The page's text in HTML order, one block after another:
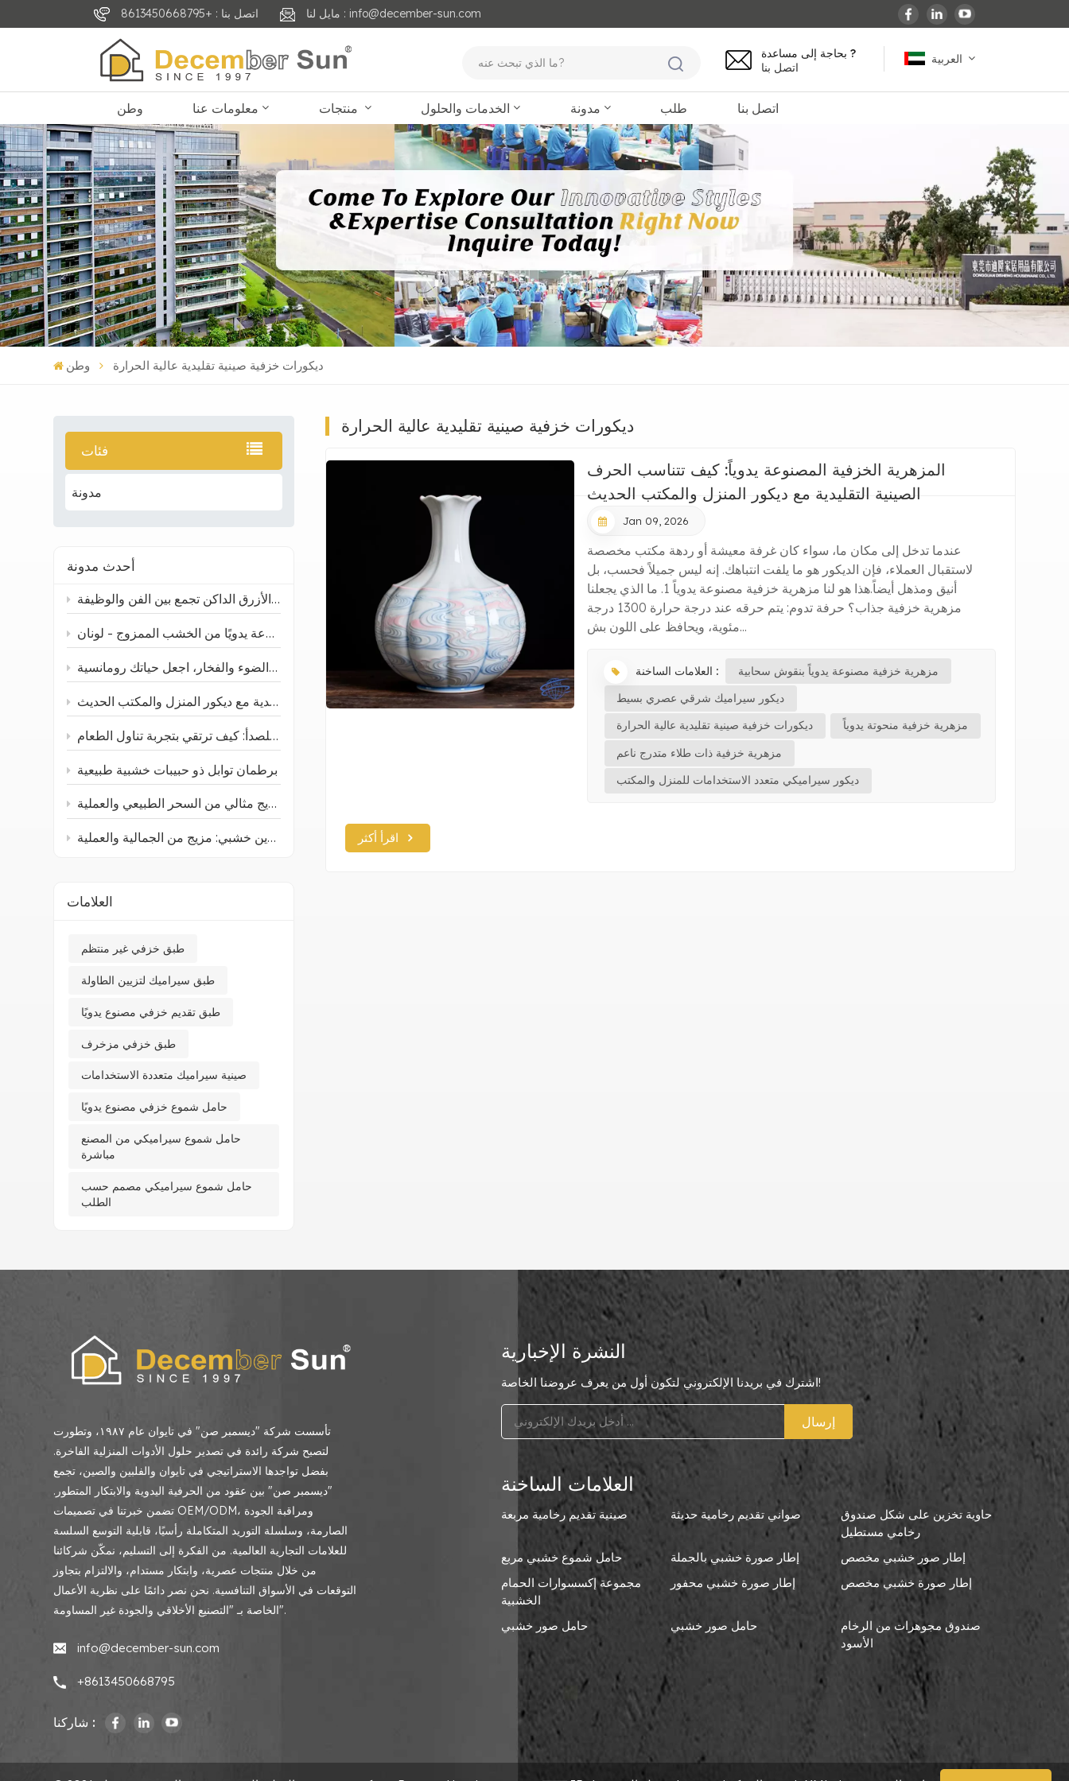
اتصل بنا : +8613450668795 مايل لنا : info@december-sun.com
العربية
français
Deutsch
العربية
بحاجة إلى مساعدة ?
اتصل بنا
وطن معلومات عنا الخدمات والحلول مدونة طلب اتصل بنا
وطن ديكورات خزفية صينية تقليدية عالية الحرارة
فئات
مدونة
أحدث مدونة
ارتقِ بطاولتك ومساحتك: صينية تقديم سيراميكية غير منتظمة باللون الأزرق الداكن تجمع بين الفن والوظيفة
جرة توابل مصنوعة يدويًا من الخشب الممزوج - لونان
حوامل شموع خزفية: مزيج من الضوء والفخار، اجعل حياتك رومانسية
المزهرية الخزفية المصنوعة يدوياً: كيف تتناسب الحرف الصينية التقليدية مع ديكور المنزل والمكتب الحديث
أدوات المائدة الخشبية والفولاذية المقاومة للصدأ: كيف ترتقي بتجربة تناول الطعام
برطمان توابل ذو حبيبات خشبية طبيعية
صينية خشبية من خشب الجوز الأسود: مزيج مثالي من السحر الطبيعي والعملية
صندوق تخزين خشبي: مزيج من الجمالية والعملية
العلامات
طبق خزفي غير منتظم
طبق سيراميك لتزيين الطاولة
طبق تقديم خزفي مصنوع يدويًا
طبق خزفي مزخرف
صينية سيراميك متعددة الاستخدامات
حامل شموع خزفي مصنوع يدويًا
حامل شموع سيراميكي من المصنع
مباشرة
حامل شموع سيراميكي مصمم حسب
الطلب
ديكورات خزفية صينية تقليدية عالية الحرارة
المزهرية الخزفية المصنوعة يدوياً: كيف تتناسب الحرف
الصينية التقليدية مع ديكور المنزل والمكتب الحديث
Jan 09, 2026
عندما تدخل إلى مكان ما، سواء كان غرفة معيشة أو ردهة مكتب مخصصة
لاستقبال العملاء، فإن الديكور هو ما يلفت انتباهك. إنه ليس جميلاً فحسب، بل
أنيق ومذهل أيضاً.هذا هو لنا مزهرية خزفية مصنوعة يدوياً 1. ما الذي يجعلنا
مزهرية خزفية جذاب؟ حرفة تدوم: يتم حرقه عند درجة حرارة 1300 درجة
مئوية، ويحافظ على اللون بش...
العلامات الساخنة :
مزهرية خزفية مصنوعة يدوياً بنقوش سحابية
ديكور سيراميك شرقي عصري بسيط
ديكورات خزفية صينية تقليدية عالية الحرارة
مزهرية خزفية منحوتة يدوياً
مزهرية خزفية ذات طلاء متدرج ناعم
ديكور سيراميكي متعدد الاستخدامات للمنزل والمكتب
اقرأ أكثر
تأسست شركة "ديسمبر صن" في تايوان عام ١٩٨٧، وتطورت
لتصبح شركة رائدة في تصدير حلول الأدوات المنزلية الفاخرة.
بفضل تواجدها الاستراتيجي في تايوان والفلبين والصين، تجمع
"ديسمبر صن" بين عقود من الحرفية اليدوية والابتكار المتطور.
تضمن خبرتنا في تصميمات OEM/ODM، ومراقبة الجودة
الصارمة، وسلسلة التوريد المتكاملة رأسيًا، قابلية التوسع السلسة
للعلامات التجارية العالمية. من الفكرة إلى التسليم، نمكّن شركائنا
من خلال منتجات عصرية، وابتكار مستدام، والالتزام بتجاوز
التوقعات في الأسواق التنافسية. نحن نصر دائمًا على نظرية الأعمال
الخاصة بـ "التصنيع الأخلاقي والجودة غير المساومة".
info@december-sun.com
+8613450668795
شاركنا :
النشرة الإخبارية
اشترك في بريدنا الإلكتروني لتكون أول من يعرف عروضنا الخاصة!
إرسال
العلامات الساخنة
صينية تقديم رخامية مربعة صواني تقديم رخامية حديثة
حاوية تخزين على شكل صندوق
رخامي مستطيل
حامل شموع خشبي مربع
إطار صورة خشبي بالجملة
إطار صور خشبي مخصص
مجموعة إكسسوارات الحمام
الخشبية
إطار صورة خشبي محفور إطار صورة خشبي مخصص
حامل صور خشبي حامل صور خشبي
صندوق مجوهرات من الرخام
الأسود